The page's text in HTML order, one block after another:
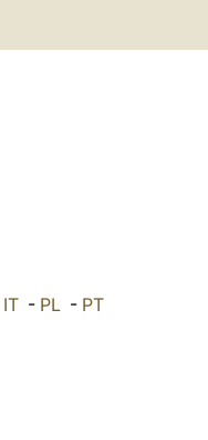
IT- PL- PT